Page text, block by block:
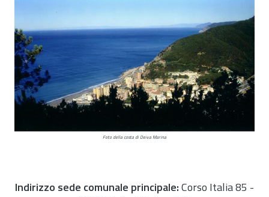
Foto della costa di Deiva Marina
Indirizzo sede comunale principale: Corso Italia 85 -